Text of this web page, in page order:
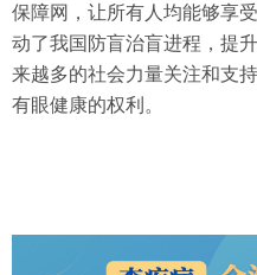
保障网，让所有人均能够享
动了我国防盲治盲进程，提
来越多的社会力量关注和支
有眼健康的权利。